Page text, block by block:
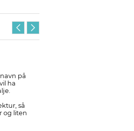
på
ha
så
og liten